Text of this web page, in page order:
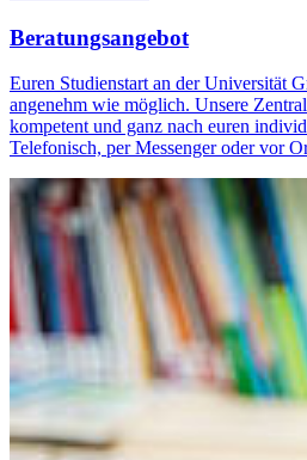
Beratungsangebot
Euren Studienstart an der Universität
angenehm wie möglich. Unsere
kompetent und ganz nach euren
Telefonisch, per Messenger oder vor